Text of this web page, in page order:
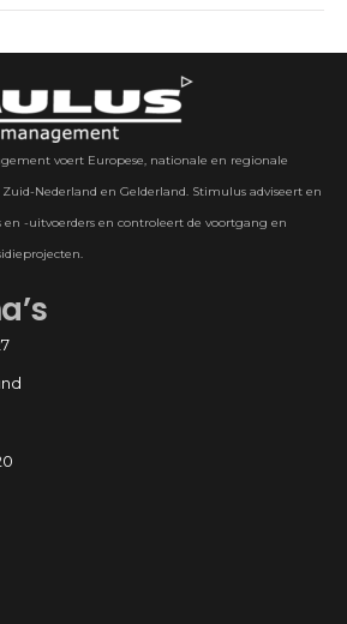
voert Europese, nationale en regionale
Nederland en Gelderland. Stimulus adviseert en
-uitvoerders en controleert de voortgang en